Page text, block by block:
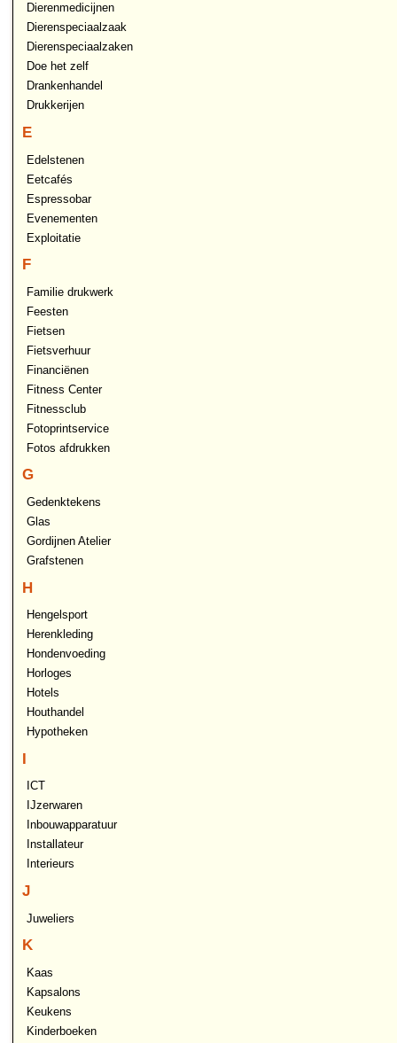
Dierenmedicijnen
Dierenspeciaalzaak
Dierenspeciaalzaken
Doe het zelf
Drankenhandel
Drukkerijen
E
Edelstenen
Eetcafés
Espressobar
Evenementen
Exploitatie
F
Familie drukwerk
Feesten
Fietsen
Fietsverhuur
Financiënen
Fitness Center
Fitnessclub
Fotoprintservice
Fotos afdrukken
G
Gedenktekens
Glas
Gordijnen Atelier
Grafstenen
H
Hengelsport
Herenkleding
Hondenvoeding
Horloges
Hotels
Houthandel
Hypotheken
I
ICT
IJzerwaren
Inbouwapparatuur
Installateur
Interieurs
J
Juweliers
K
Kaas
Kapsalons
Keukens
Kinderboeken